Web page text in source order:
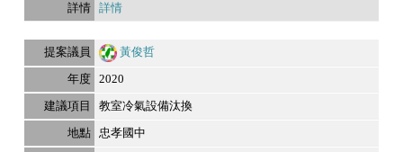
詳情
黃俊哲
2020
教室冷氣設備汰換
忠孝國中